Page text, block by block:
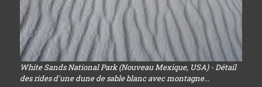
White Sands National Park (Nouveau Mexique, USA) - Détail
des rides d'une dune de sable blanc avec montagne...